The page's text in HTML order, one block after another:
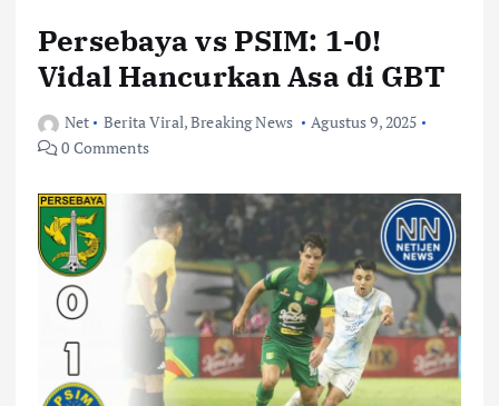
Persebaya vs PSIM: 1-0!
Vidal Hancurkan Asa di GBT
Net Berita Viral,Breaking News
Agustus 9, 2025
0 Comments